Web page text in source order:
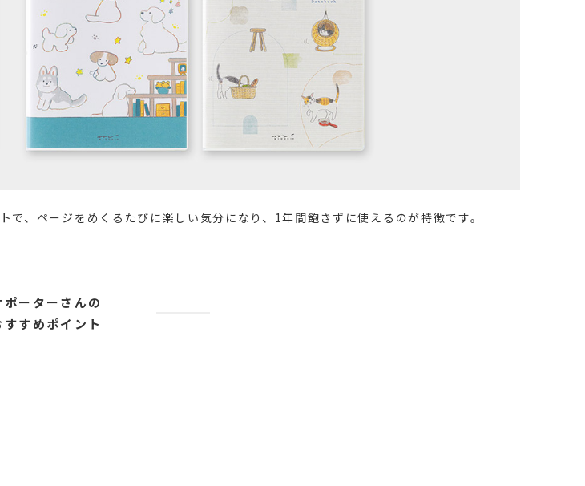
、ページをめくるたびに楽しい気分になり、1年間飽きずに使えるのが特徴です。
ポーターさんの
すすめポイント